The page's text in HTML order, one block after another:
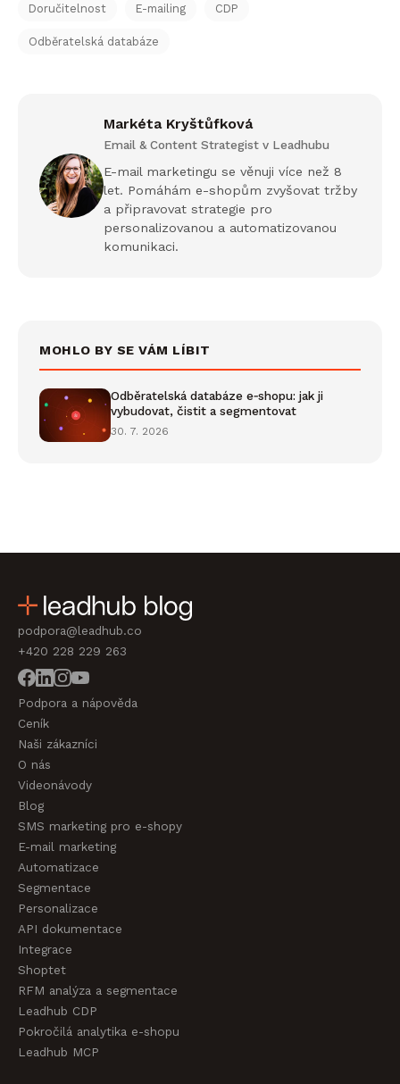
Doručitelnost E-mailing CDP
Odběratelská databáze
Markéta Kryštůfková
Email & Content Strategist v Leadhubu
E-mail marketingu se věnuji více než 8
let. Pomáhám e-shopům zvyšovat tržby
a připravovat strategie pro
personalizovanou a automatizovanou
komunikaci.
MOHLO BY SE VÁM LÍBIT
Odběratelská databáze e‑shopu: jak ji
vybudovat, čistit a segmentovat
30. 7. 2026
podpora@leadhub.co
+420 228 229 263
Podpora a nápověda
Ceník
Naši zákazníci
O nás
Videonávody
Blog
SMS marketing pro e-shopy
E-mail marketing
Automatizace
Segmentace
Personalizace
API dokumentace
Integrace
Shoptet
RFM analýza a segmentace
Leadhub CDP
Pokročilá analytika e-shopu
Leadhub MCP